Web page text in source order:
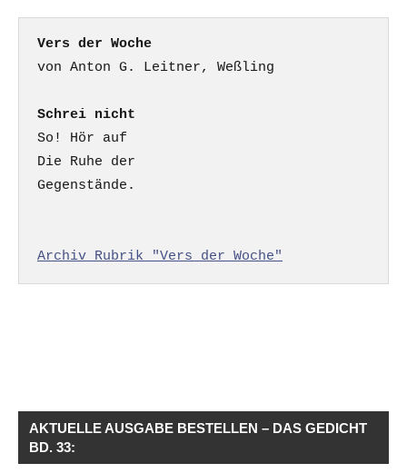
Vers der Woche
Schrei nicht
So! Hör auf
Die Ruhe der
Gegenstände.
Archiv Rubrik "Vers der Woche"
AKTUELLE AUSGABE BESTELLEN – DAS GEDICHT
BD. 33: